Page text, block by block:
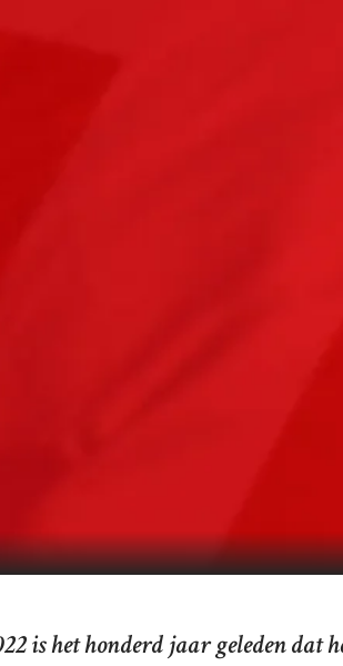
is het honderd jaar geleden dat